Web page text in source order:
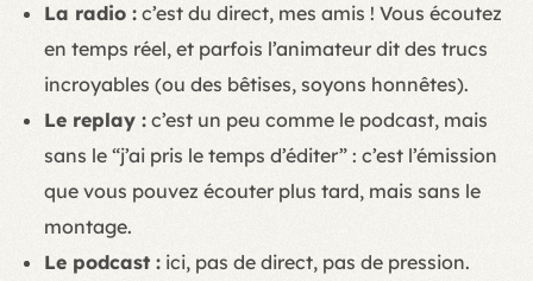
La radio : c’est du direct, mes amis ! Vous écoutez
en temps réel, et parfois l’animateur dit des trucs
incroyables (ou des bêtises, soyons honnêtes).
Le replay : c’est un peu comme le podcast, mais
sans le “j’ai pris le temps d’éditer” : c’est l’émission
que vous pouvez écouter plus tard, mais sans le
montage.
Le podcast : ici, pas de direct, pas de pression.